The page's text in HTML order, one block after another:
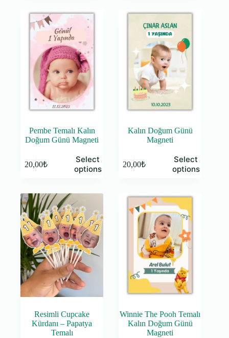
Pembe Temalı Kalın
Doğum Günü Magneti
20,00₺
Select
options
Kalın Doğum Günü
Magneti
20,00₺
Select
options
Resimli Cupcake
Kürdanı – Papatya
Temalı
Winnie The Pooh Temalı
Kalın Doğum Günü
Magneti